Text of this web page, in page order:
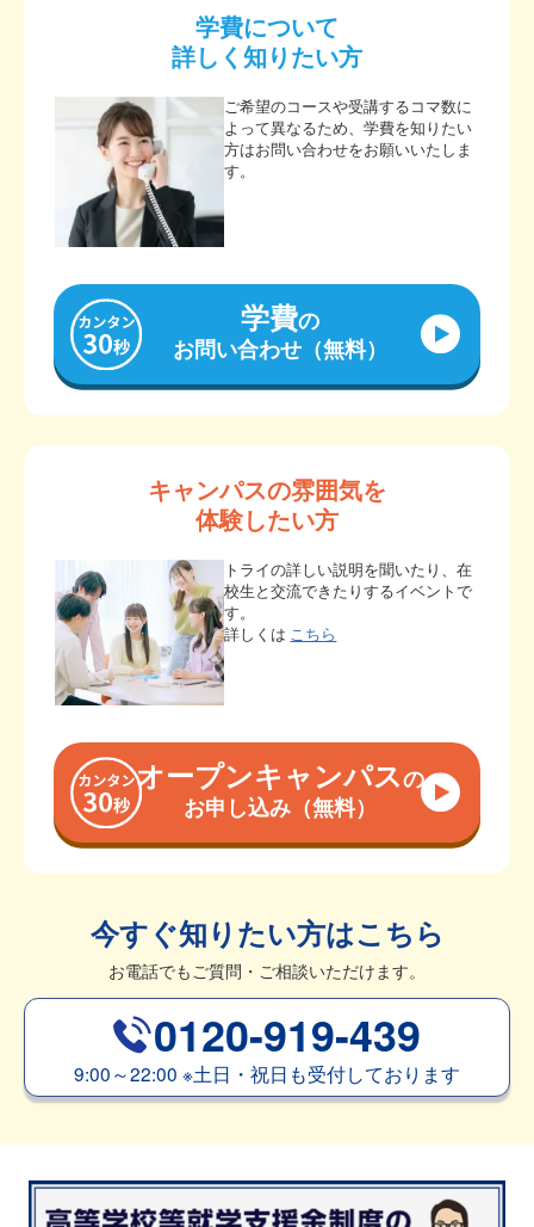
学費について
詳しく知りたい方
ご希望のコースや受講するコマ数に
よって異なるため、学費を知りたい
方はお問い合わせをお願いいたしま
す。
学費の
お問い合わせ（無料）
キャンパスの雰囲気を
体験したい方
トライの詳しい説明を聞いたり、在
校生と交流できたりするイベントで
す。
詳しくは こちら
オープンキャンパスの
お申し込み（無料）
今すぐ知りたい方はこちら
お電話でもご質問・ご相談いただけます。
0120-919-439
9:00～22:00 ※土日・祝日も受付しております